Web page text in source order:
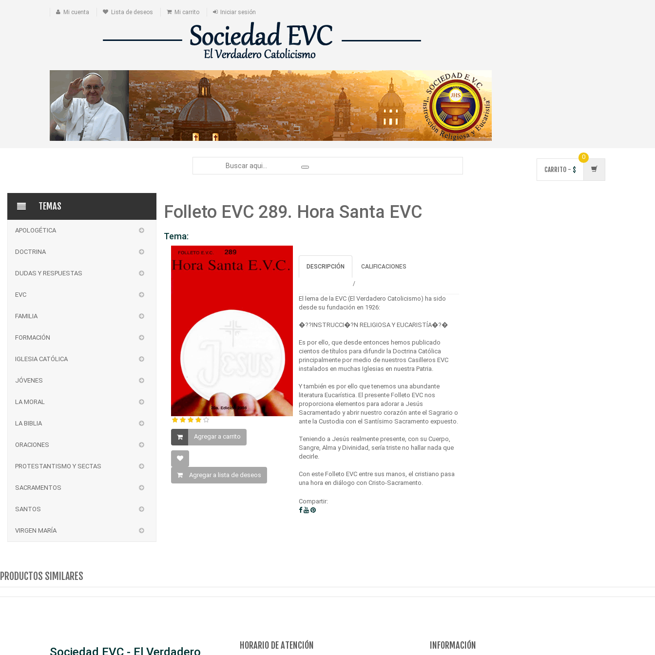
Mi cuenta Lista de deseos Mi carrito Iniciar sesión
CARRITO - $
0
TEMAS
APOLOGÉTICA
DOCTRINA
DUDAS Y RESPUESTAS
EVC
FAMILIA
FORMACIÓN
IGLESIA CATÓLICA
JÓVENES
LA MORAL
LA BIBLIA
ORACIONES
PROTESTANTISMO Y SECTAS
SACRAMENTOS
SANTOS
VIRGEN MARÍA
Folleto EVC 289. Hora Santa EVC
Tema:
Agregar a carrito
Agregar a lista de deseos
DESCRIPCIÓN CALIFICACIONES
El lema de la EVC (El Verdadero Catolicismo) ha sido
desde su fundación en 1926:
�??INSTRUCCI�?N RELIGIOSA Y EUCARISTÍA�?�
Es por ello, que desde entonces hemos publicado
cientos de títulos para difundir la Doctrina Católica
principalmente por medio de nuestros Casilleros EVC
instalados en muchas Iglesias en nuestra Patria.
Y también es por ello que tenemos una abundante
literatura Eucarística. El presente Folleto EVC nos
proporciona elementos para adorar a Jesús
Sacramentado y abrir nuestro corazón ante el Sagrario o
ante la Custodia con el Santísimo Sacramento expuesto.
Teniendo a Jesús realmente presente, con su Cuerpo,
Sangre, Alma y Divinidad, sería triste no hallar nada que
decirle.
Con este Folleto EVC entre sus manos, el cristiano pasa
una hora en diálogo con Cristo-Sacramento.
Compartir:
PRODUCTOS SIMILARES
Sociedad EVC - El Verdadero HORARIO DE ATENCIÓN INFORMACIÓN